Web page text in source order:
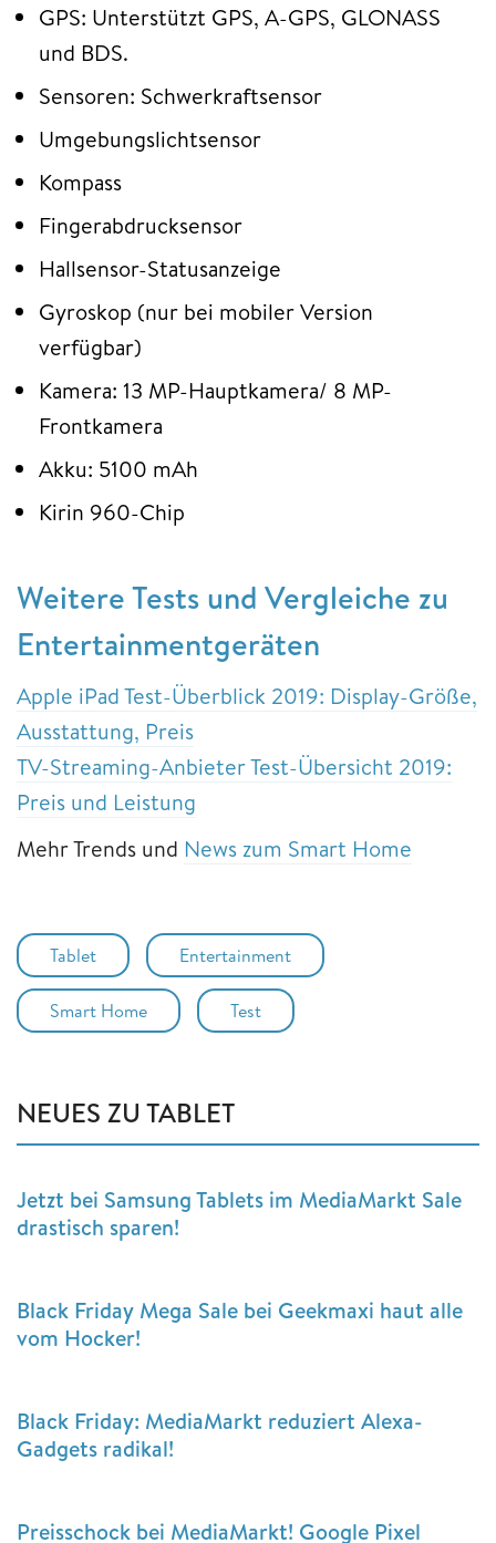
GPS: Unterstützt GPS, A-GPS, GLONASS
und BDS.
Sensoren: Schwerkraftsensor
Umgebungslichtsensor
Kompass
Fingerabdrucksensor
Hallsensor-Statusanzeige
Gyroskop (nur bei mobiler Version
verfügbar)
Kamera: 13 MP-Hauptkamera/ 8 MP-
Frontkamera
Akku: 5100 mAh
Kirin 960-Chip
Weitere Tests und Vergleiche zu
Entertainmentgeräten
Apple iPad Test-Überblick 2019: Display-Größe,
Ausstattung, Preis
TV-Streaming-Anbieter Test-Übersicht 2019:
Preis und Leistung
Mehr Trends und News zum Smart Home
Tablet Entertainment
Smart Home Test
NEUES ZU TABLET
Jetzt bei Samsung Tablets im MediaMarkt Sale
drastisch sparen!
Black Friday Mega Sale bei Geekmaxi haut alle
vom Hocker!
Black Friday: MediaMarkt reduziert Alexa-
Gadgets radikal!
Preisschock bei MediaMarkt! Google Pixel